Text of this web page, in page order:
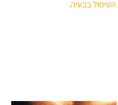
הטיפול בבעיה.